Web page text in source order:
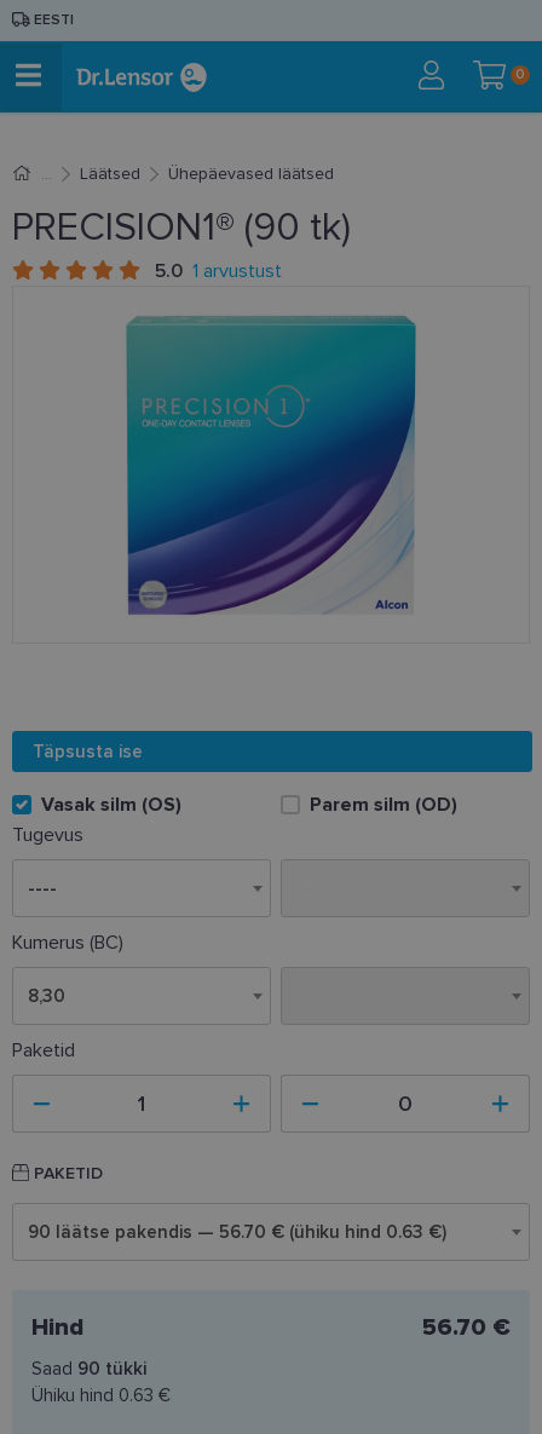
EESTI
0
Läätsed Ühepäevased läätsed
PRECISION1® (90 tk)
5.0 1 arvustust
Täpsusta ise
Vasak silm (OS)
Parem silm (OD)
Tugevus
Kumerus (BC)
8,30
Paketid
PAKETID
90 läätse pakendis — 56.70 € (ühiku hind 0.63 €)
Hind 56.70 €
Saad 90 tükki
Ühiku hind 0.63 €